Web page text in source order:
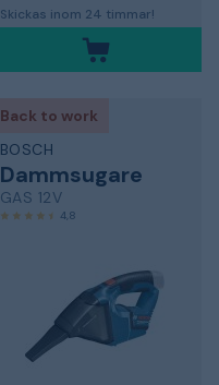
Skickas inom 24 timmar!
Back to work
BOSCH
Dammsugare
GAS 12V
4,8